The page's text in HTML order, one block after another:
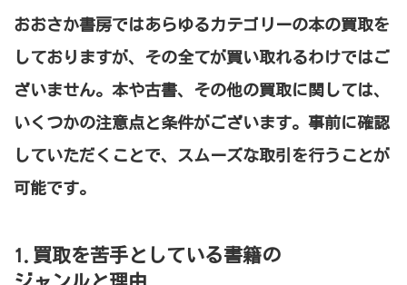
おおさか書房ではあらゆるカテゴリーの本の買取を
しておりますが、その全てが買い取れるわけではご
ざいません。本や古書、その他の買取に関しては、
いくつかの注意点と条件がございます。事前に確認
していただくことで、スムーズな取引を行うことが
可能です。
1.買取を苦手としている書籍の